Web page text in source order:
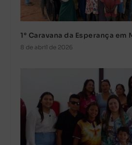
1° Caravana da Esperança
8 de abril de 2026